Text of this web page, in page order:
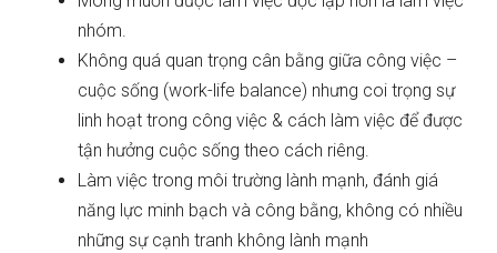
nhóm.
Không quá quan trọng cân bằng giữa công việc –
cuộc sống (work-life balance) nhưng coi trọng sự
linh hoạt trong công việc & cách làm việc để được
tận hưởng cuộc sống theo cách riêng.
Làm việc trong môi trường lành mạnh, đánh giá
năng lực minh bạch và công bằng, không có nhiều
những sự cạnh tranh không lành mạnh